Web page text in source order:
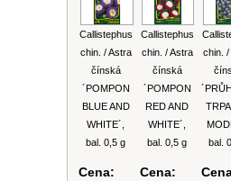
HELICHRYSUM
ISOTOMA
VITÁLKA
Callistephus
chin. / Astra
čínská
´POMPON
BLUE AND
WHITE´,
bal. 0,5 g
Cena:
Callistephus
chin. / Astra
čínská
´POMPON
RED AND
WHITE´,
bal. 0,5 g
Cena:
chin. /
bal.